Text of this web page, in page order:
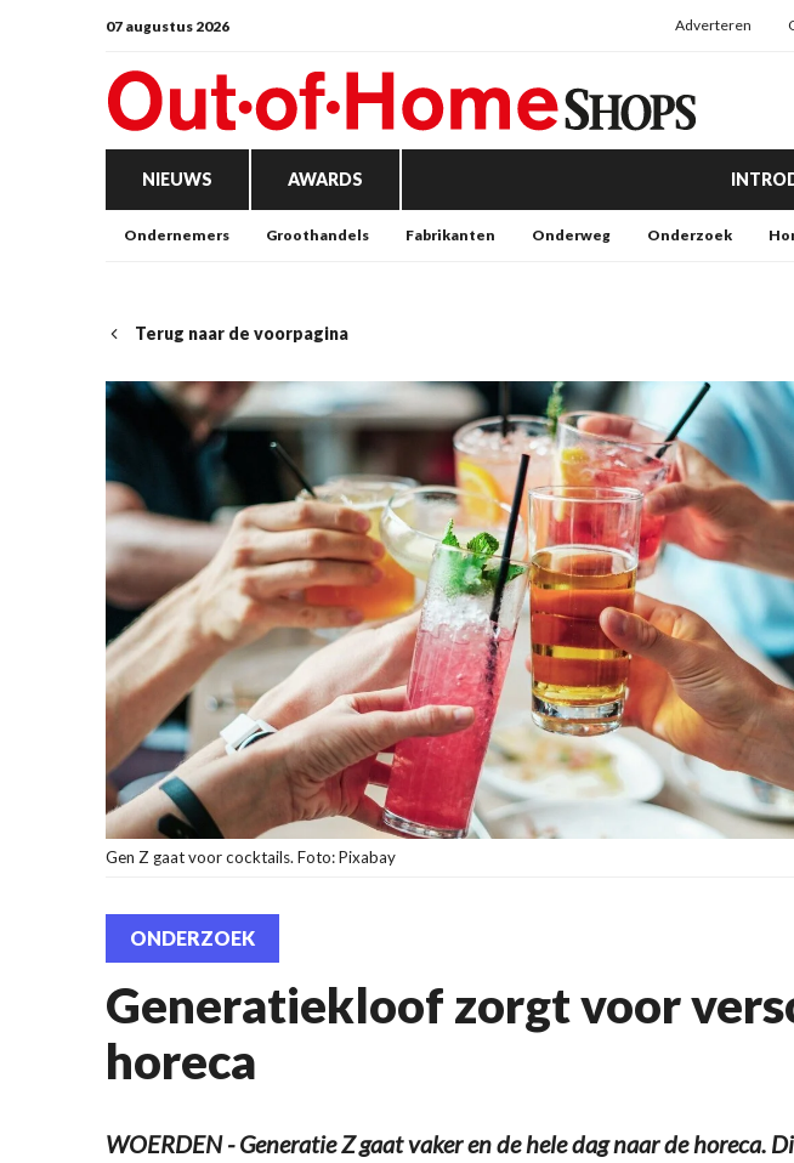
07 augustus 2026 Adverteren
NIEUWS AWARDS
Ondernemers Groothandels Fabrikanten Onderweg Onderzoek
Terug naar de voorpagina
Gen Z gaat voor cocktails. Foto: Pixabay
ONDERZOEK
Generatiekloof zorgt voor
horeca
WOERDEN - Generatie Z gaat vaker en de hele dag naar de horeca.